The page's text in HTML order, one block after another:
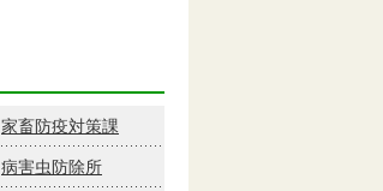
家畜防疫対策課
病害虫防除所